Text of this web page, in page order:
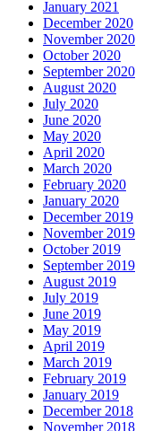
January 2021
December 2020
November 2020
October 2020
September 2020
August 2020
July 2020
June 2020
May 2020
April 2020
March 2020
February 2020
January 2020
December 2019
November 2019
October 2019
September 2019
August 2019
July 2019
June 2019
May 2019
April 2019
March 2019
February 2019
January 2019
December 2018
November 2018